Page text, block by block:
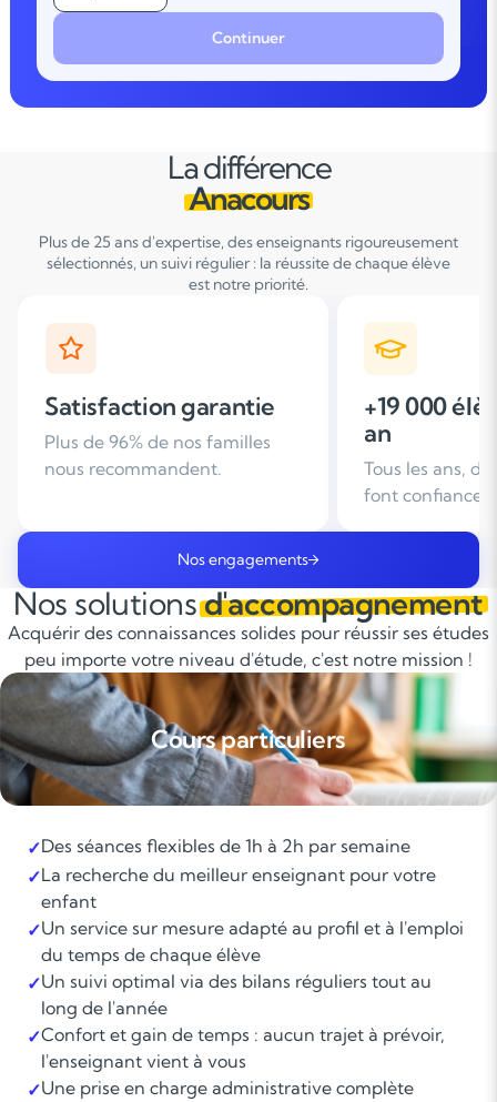
Continuer
La différence
Anacours
Plus de 25 ans d'expertise, des enseignants rigoureusement
sélectionnés, un suivi régulier : la réussite de chaque élève
est notre priorité.
+19 000 élèves suivis /
an
Tous les ans, des familles nous
+ de 25 ans
Leader du
domicile en
Nos engagements
Nos solutionsd'accompagnement
Acquérir des connaissances solides pour réussir ses études
peu importe votre niveau d'étude, c'est notre mission !
Cours particuliers
✓Des séances flexibles de 1h à 2h par semaine
✓La recherche du meilleur enseignant pour votre
enfant
✓Un service sur mesure adapté au profil et à l'emploi
du temps de chaque élève
✓Un suivi optimal via des bilans réguliers tout au
long de l'année
✓Confort et gain de temps : aucun trajet à prévoir,
l'enseignant vient à vous
✓Une prise en charge administrative complète